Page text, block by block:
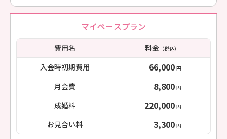
マイペースプラン
費用名 料金（税込）
入会時初期費用 66,000 円
月会費 8,800 円
成婚料 220,000 円
お見合い料 3,300 円